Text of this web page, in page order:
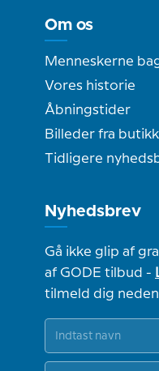
Om os
Menneskerne
Vores historie
Åbningstider
Billeder fra
Tidligere
Nyhedsbrev
Gå ikke glip af
af GODE tilbud -
tilmeld dig